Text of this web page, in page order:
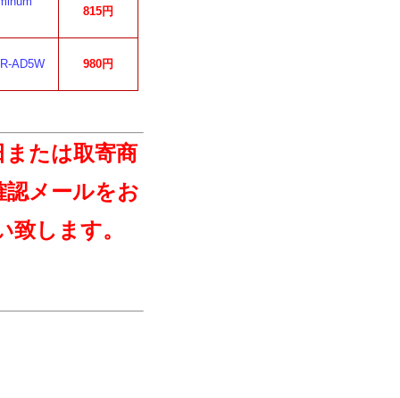
815円
AD5W 980円
たは取寄商
認メールをお
します。